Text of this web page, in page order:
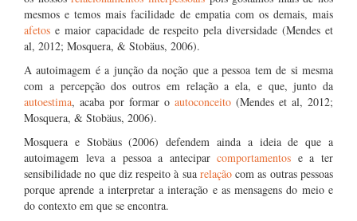
mesmos e temos mais facilidade de empatia com os demais, mais
afetos e maior capacidade de respeito pela diversidade (Mendes et
al, 2012; Mosquera, & Stobäus, 2006).
A autoimagem é a junção da noção que a pessoa tem de si mesma
com a percepção dos outros em relação a ela, e que, junto da
autoestima, acaba por formar o autoconceito (Mendes et al, 2012;
Mosquera, & Stobäus, 2006).
Mosquera e Stobäus (2006) defendem ainda a ideia de que a
autoimagem leva a pessoa a anteciparcomportamentos e a ter
sensibilidade no que diz respeito à sua relaçãocom as outras pessoas
porque aprende a interpretar a interação e as mensagens do meio e
do contexto em que se encontra.